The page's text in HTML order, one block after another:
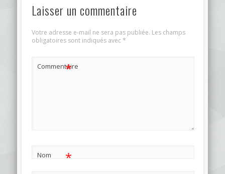
Laisser un commentaire
Votre adresse e-mail ne sera pas publiée. Les champs
obligatoires sont indiqués avec*
Commentaire
*
Nom *